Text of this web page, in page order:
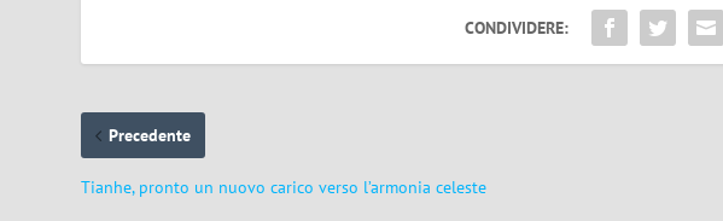
CONDIVIDERE:
Precedente
Tianhe, pronto un nuovo carico verso l’armonia celeste